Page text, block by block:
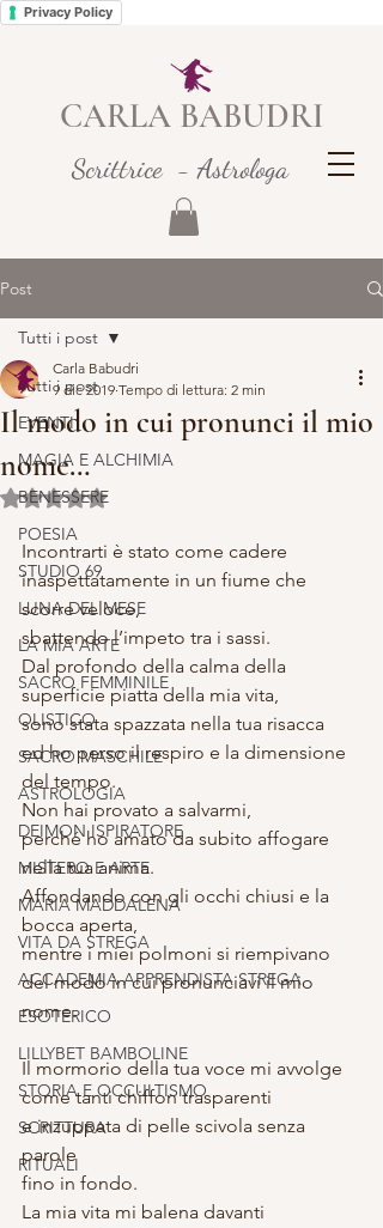
Privacy Policy
CARLA BABUDRI
Scrittrice - Astrologa
Post
Tutti i post
EVENTI
MAGIA E ALCHIMIA
BENESSERE
POESIA
STUDIO 69
LUNA DEL MESE
LA MIA ARTE
SACRO FEMMINILE
OLISTICO
SACRO MASCHILE
ASTROLOGIA
DEIMON ISPIRATORE
MISTERO E ARTE
MARIA MADDALENA
VITA DA STREGA
ACCADEMIA APPRENDISTA STREGA
ESOTERICO
LILLYBET BAMBOLINE
STORIA E OCCULTISMO
SCRITTURA
RITUALI
Tutti i post
Il modo in cui pronunci il mio
nome…
Carla Babudri
9 dic 2019 Tempo di lettura: 2 min
Valutazione NaN stelle su 5.
Incontrarti è stato come cadere
inaspettatamente in un fiume che
scorre veloce,
sbattendo l’impeto tra i sassi.
Dal profondo della calma della
superficie piatta della mia vita,
sono stata spazzata nella tua risacca
ed ho perso il respiro e la dimensione
del tempo.
Non hai provato a salvarmi,
perché ho amato da subito affogare
nella tua anima.
Affondando con gli occhi chiusi e la
bocca aperta,
mentre i miei polmoni si riempivano
del modo in cui pronunciavi il mio
nome.
Il mormorio della tua voce mi avvolge
come tanti chiffon trasparenti
e inzuppata di pelle scivola senza
parole
fino in fondo.
La mia vita mi balena davanti